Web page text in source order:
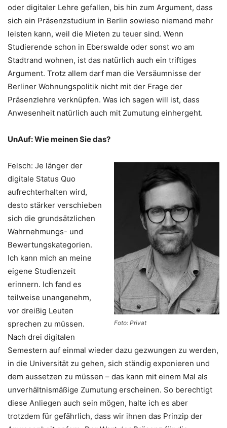
oder digitaler Lehre gefallen, bis hin zum Argument, dass
sich ein Präsenzstudium in Berlin sowieso niemand mehr
leisten kann, weil die Mieten zu teuer sind. Wenn
Studierende schon in Eberswalde oder sonst wo am
Stadtrand wohnen, ist das natürlich auch ein triftiges
Argument. Trotz allem darf man die Versäumnisse der
Berliner Wohnungspolitik nicht mit der Frage der
Präsenzlehre verknüpfen. Was ich sagen will ist, dass
Anwesenheit natürlich auch mit Zumutung einhergeht.
UnAuf: Wie meinen Sie das?
Foto: Privat
Felsch: Je länger der
digitale Status Quo
aufrechterhalten wird,
desto stärker verschieben
sich die grundsätzlichen
Wahrnehmungs- und
Bewertungskategorien.
Ich kann mich an meine
eigene Studienzeit
erinnern. Ich fand es
teilweise unangenehm,
vor dreißig Leuten
sprechen zu müssen.
Nach drei digitalen
Semestern auf einmal wieder dazu gezwungen zu werden,
in die Universität zu gehen, sich ständig exponieren und
dem aussetzen zu müssen – das kann mit einem Mal als
unverhältnismäßige Zumutung erscheinen. So berechtigt
diese Anliegen auch sein mögen, halte ich es aber
trotzdem für gefährlich, dass wir ihnen das Prinzip der